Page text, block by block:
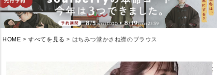
HOME すべてを見る はちみつ堂かさね襟のブラウス